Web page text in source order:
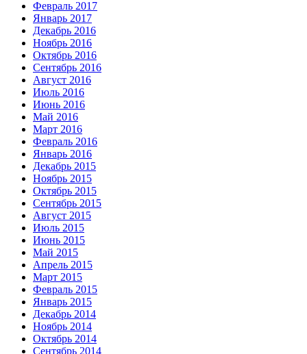
Февраль 2017
Январь 2017
Декабрь 2016
Ноябрь 2016
Октябрь 2016
Сентябрь 2016
Август 2016
Июль 2016
Июнь 2016
Май 2016
Март 2016
Февраль 2016
Январь 2016
Декабрь 2015
Ноябрь 2015
Октябрь 2015
Сентябрь 2015
Август 2015
Июль 2015
Июнь 2015
Май 2015
Апрель 2015
Март 2015
Февраль 2015
Январь 2015
Декабрь 2014
Ноябрь 2014
Октябрь 2014
Сентябрь 2014